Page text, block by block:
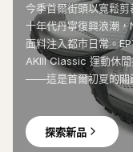
今季首爾街頭以寬鬆
十年代丹寧復興浪潮
面料注入都市日常。
AKIII Classic 運動休
——這是首爾初夏的關
探索新品